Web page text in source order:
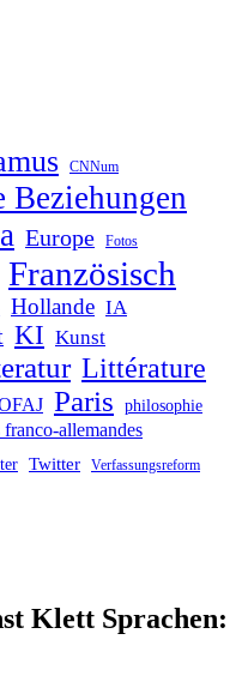
CNNum
Beziehungen
Europe Fotos
Französisch
Hollande IA
KI Kunst
Littérature
Paris philosophie
allemandes
Twitter Verfassungsreform
Klett Sprachen: